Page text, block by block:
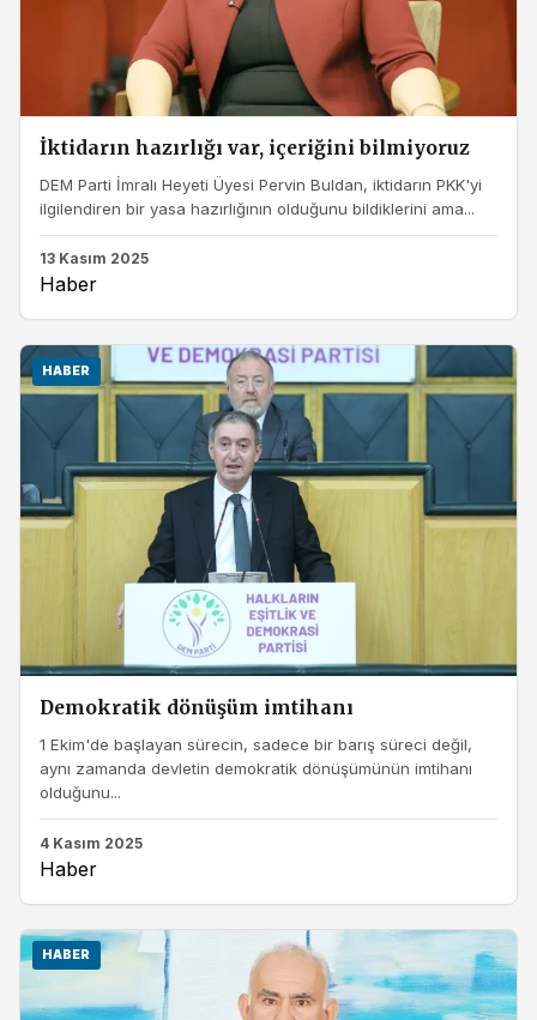
İktidarın hazırlığı var, içeriğini bilmiyoruz
DEM Parti İmralı Heyeti Üyesi Pervin Buldan, iktidarın PKK'yi
ilgilendiren bir yasa hazırlığının olduğunu bildiklerini ama...
13 Kasım 2025
Haber
HABER
Demokratik dönüşüm imtihanı
1 Ekim'de başlayan sürecin, sadece bir barış süreci değil,
aynı zamanda devletin demokratik dönüşümünün imtihanı
olduğunu...
4 Kasım 2025
Haber
HABER